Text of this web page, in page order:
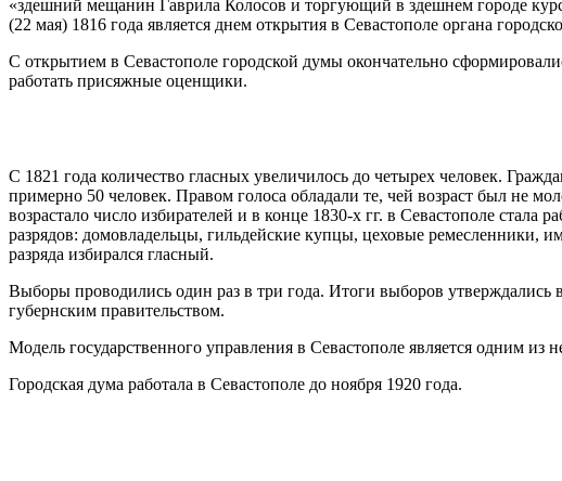
«здешний мещанин Гаврила Колосов и торгующий в здешнем городе
(22 мая) 1816 года является днем открытия в Севастополе органа
С открытием в Севастополе городской думы окончательно
работать присяжные оценщики.
С 1821 года количество гласных увеличилось до четырех человек.
примерно 50 человек. Правом голоса обладали те, чей возраст был не
возрастало число избирателей и в конце 1830-х гг. в Севастополе
разрядов: домовладельцы, гильдейские купцы, цеховые
разряда избирался гласный.
Выборы проводились один раз в три года. Итоги выборов утверждались
губернским правительством.
Модель государственного управления в Севастополе является одним
Городская дума работала в Севастополе до ноября 1920 года.